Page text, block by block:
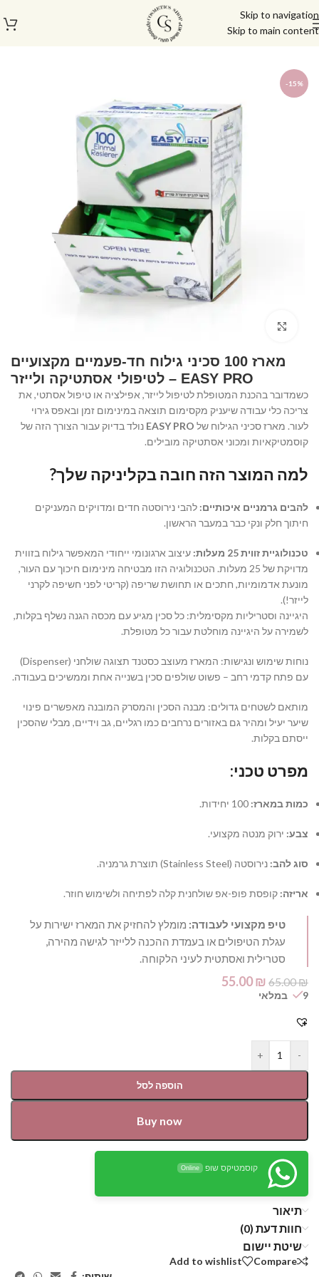
Skip to navigation
Skip to main content
עמוד הבית
-15%
מארז 100 סכיני גילוח חד-פעמיים מקצועיים
EASY PRO – לטיפולי אסתטיקה ולייזר
כשמדובר בהכנת המטופלת לטיפול לייזר, אפילציה או טיפול אסתטי, את
צריכה כלי עבודה שיעניק מקסימום תוצאה במינימום זמן ובאפס גירוי
לעור. מארז סכיני הגילוח של EASY PRO נולד בדיוק עבור הצורך הזה של
קוסמטיקאיות ומכוני אסתטיקה מובילים.
למה המוצר הזה חובה בקליניקה שלך?
להבים גרמניים איכותיים: להבי נירוסטה חדים ומדויקים המעניקים
חיתוך חלק ונקי כבר במעבר הראשון.
טכנולוגיית זווית 25 מעלות:
עיצוב ארגונומי ייחודי המאפשר גילוח בזווית
מדויקת של 25 מעלות. הטכנולוגיה הזו מבטיחה מינימום חיכוך עם העור,
מונעת אדמומיות, חתכים או תחושת שריפה (קריטי לפני חשיפה לקרני
לייזר!).
היגיינה וסטריליות מקסימלית: כל סכין מגיע עם מכסה הגנה נשלף בקלות,
לשמירה על היגיינה מוחלטת עבור כל מטופלת.
נוחות שימוש ונגישות: המארז מעוצב כסטנד תצוגה שולחני (Dispenser)
עם פתח קדמי רחב – פשוט שולפים סכין בשנייה אחת וממשיכים בעבודה.
מותאם לשטחים גדולים: מבנה הסכין והמסרק המובנה מאפשרים פינוי
שיער יעיל ומהיר גם באזורים נרחבים כמו רגליים, גב וידיים, מבלי שהסכין
ייסתם בקלות.
מפרט טכני:
כמות במארז:
צבע: ירוק מנטה מקצועי.
סוג להב: נירוסטה (Stainless Steel) תוצרת גרמניה.
אריזה: קופסת פופ-אפ שולחנית קלה לפתיחה ולשימוש חוזר.
טיפ מקצועי לעבודה: מומלץ להחזיק את המארז ישירות על
עגלת הטיפולים או בעמדת ההכנה ללייזר לגישה מהירה,
סטרילית ואסתטית לעיני הלקוחה.
65.00₪
55.00₪
9 במלאי
-
+
הוספה לסל
Buy now
קוסמטיקס שופ Online
תיאור
חוות דעת (0)
שיטת יישום
Compare
Add to wishlist